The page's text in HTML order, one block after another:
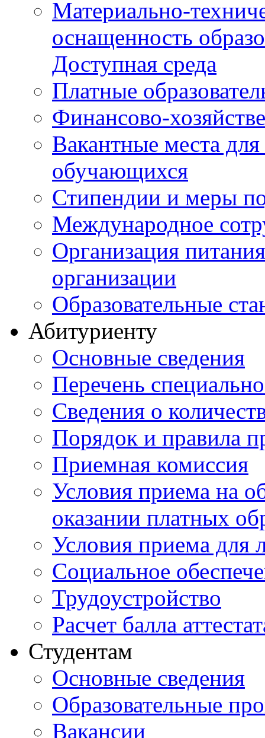
Материально-
оснащенность
Доступная среда
Платные
Финансово-
Вакантные места
обучающихся
Стипендии и меры
Международное
Организация
организации
Образовательные
Абитуриенту
Основные сведения
Перечень
Cведения о
Порядок и правила
Приемная комиссия
Условия приема на
оказании платных
Условия приема для
Социальное
Трудоустройство
Расчет балла
Студентам
Основные сведения
Образовательные
Вакансии